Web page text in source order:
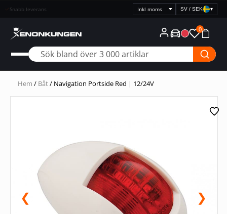
Snabb leverans
Välj
prisvisning
SV / SEK ▾
0
Hem / Båt/ Navigation Portside Red | 12/24V
❮ ❯